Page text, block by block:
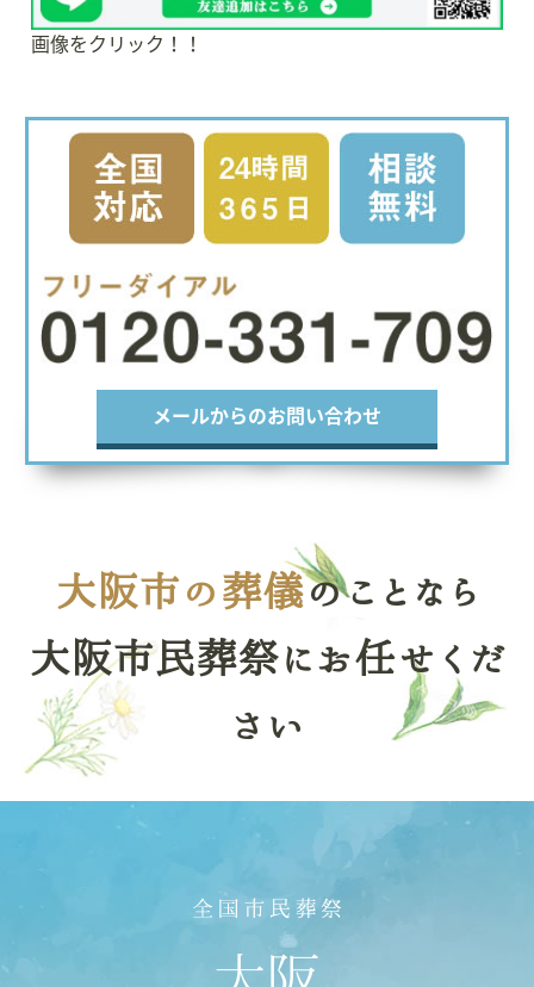
画像をクリック！！
メールからのお問い合わせ
大阪市の葬儀のことなら
大阪市民葬祭にお任せくだ
さい